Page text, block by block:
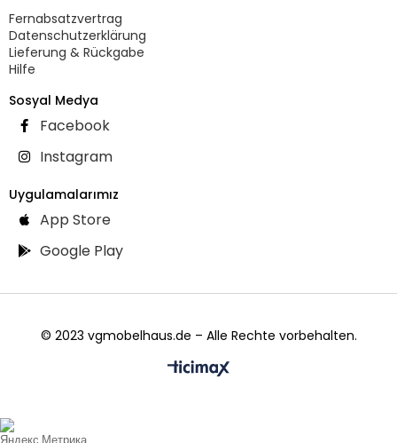
Fernabsatzvertrag
Datenschutzerklärung
Lieferung & Rückgabe
Hilfe
Sosyal Medya
Facebook
Instagram
Uygulamalarımız
App Store
Google Play
© 2023 vgmobelhaus.de – Alle Rechte vorbehalten.